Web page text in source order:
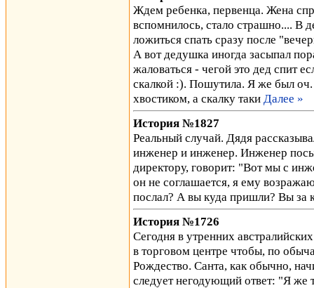
Ждем ребенка, первенца. Жена
вспомнилось, стало страшно.... В
ложиться спать сразу после
А вот дедушка иногда засыпал
жаловаться - чегой это дед спит
скалкой :). Пошутила. Я же был
хвостиком, а скалку таки Далее »
История №1827
Реальный случай. Дядя
инженер и инженер. Инженер
директору, говорит: "Вот мы с
он не соглашается, я ему
послал? А вы куда пришли? Вы за
История №1726
Сегодня в утренних
в торговом центре чтобы, по
Рождество. Санта, как обычно,
следует негодующий ответ: "Я